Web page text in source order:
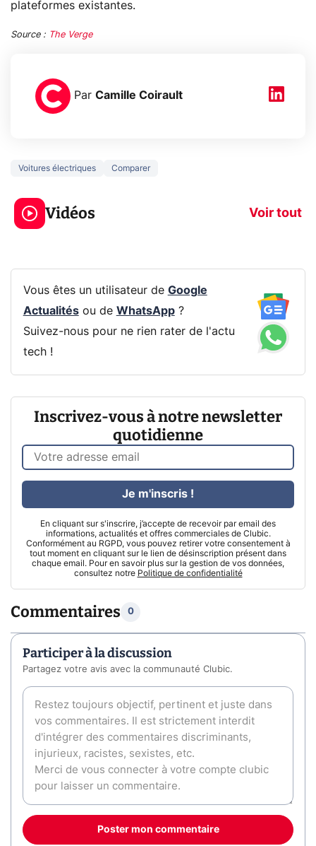
plateformes existantes.
Source : The Verge
Par Camille Coirault
Voitures électriques Comparer
Vidéos Voir tout
5 générations de
jeux dans la
prochaine Xbox !
navigation
Vous êtes un utilisateur de Google
Actualitésou de WhatsApp?
Suivez-nous pour ne rien rater de l'actu
tech !
Inscrivez-vous à notre newsletter
quotidienne
En cliquant sur s'inscrire, j’accepte de recevoir par email des
informations, actualités et offres commerciales de Clubic.
Conformément au RGPD, vous pouvez retirer votre consentement à
tout moment en cliquant sur le lien de désinscription présent dans
chaque email. Pour en savoir plus sur la gestion de vos données,
consultez notre Politique de confidentialité
Je m'inscris !
Commentaires 0
Participer à la discussion
Partagez votre avis avec la communauté Clubic.
Poster mon commentaire